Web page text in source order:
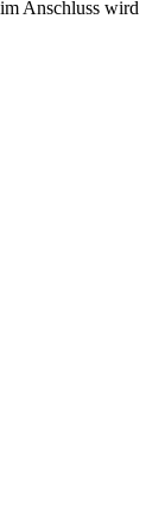
Anschluss wird